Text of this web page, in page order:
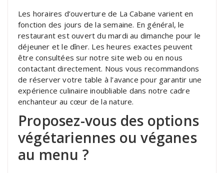
Les horaires d’ouverture de La Cabane varient en
fonction des jours de la semaine. En général, le
restaurant est ouvert du mardi au dimanche pour le
déjeuner et le dîner. Les heures exactes peuvent
être consultées sur notre site web ou en nous
contactant directement. Nous vous recommandons
de réserver votre table à l’avance pour garantir une
expérience culinaire inoubliable dans notre cadre
enchanteur au cœur de la nature.
Proposez-vous des options
végétariennes ou véganes
au menu ?